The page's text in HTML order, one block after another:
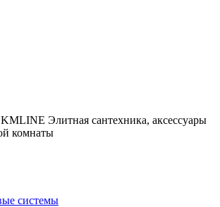
KMLINE Элитная сантехника, аксессуары
комнаты
системы